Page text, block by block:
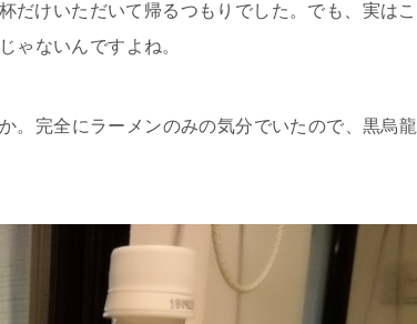
だけいただいて帰るつもりでした。でも、実はこ
ゃないんですよね。
。完全にラーメンのみの気分でいたので、黒烏龍